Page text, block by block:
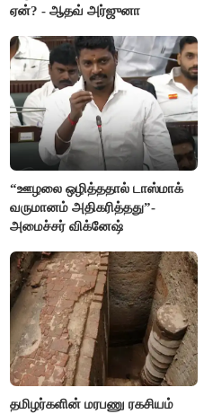
ஏன்? - ஆதவ் அர்ஜுனா
“ஊழலை ஒழித்ததால் டாஸ்மாக்
வருமானம் அதிகரித்தது”-
அமைச்சர் விக்னேஷ்
தமிழர்களின் மரபணு ரகசியம்